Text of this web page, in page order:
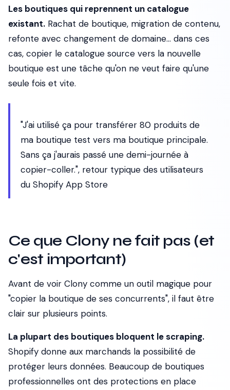
Les boutiques qui reprennent un catalogue
existant. Rachat de boutique, migration de contenu,
refonte avec changement de domaine... dans ces
cas, copier le catalogue source vers la nouvelle
boutique est une tâche qu'on ne veut faire qu'une
seule fois et vite.
"J'ai utilisé ça pour transférer 80 produits de
ma boutique test vers ma boutique principale.
Sans ça j'aurais passé une demi-journée à
copier-coller.", retour typique des utilisateurs
du Shopify App Store
Ce que Clony ne fait pas (et
c'est important)
Avant de voir Clony comme un outil magique pour
"copier la boutique de ses concurrents", il faut être
clair sur plusieurs points.
La plupart des boutiques bloquent le scraping.
Shopify donne aux marchands la possibilité de
protéger leurs données. Beaucoup de boutiques
professionnelles ont des protections en place